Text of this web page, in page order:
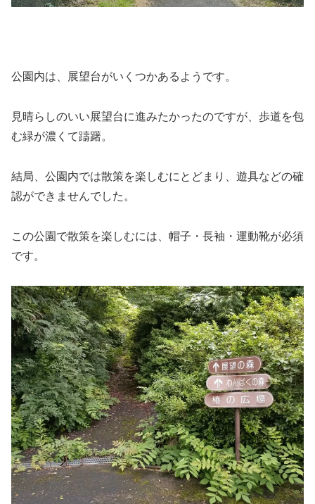
公園内は、展望台がいくつかあるようです。
見晴らしのいい展望台に進みたかったのですが、歩道を包
む緑が濃くて躊躇。
結局、公園内では散策を楽しむにとどまり、遊具などの確
認ができませんでした。
この公園で散策を楽しむには、帽子・長袖・運動靴が必須
です。